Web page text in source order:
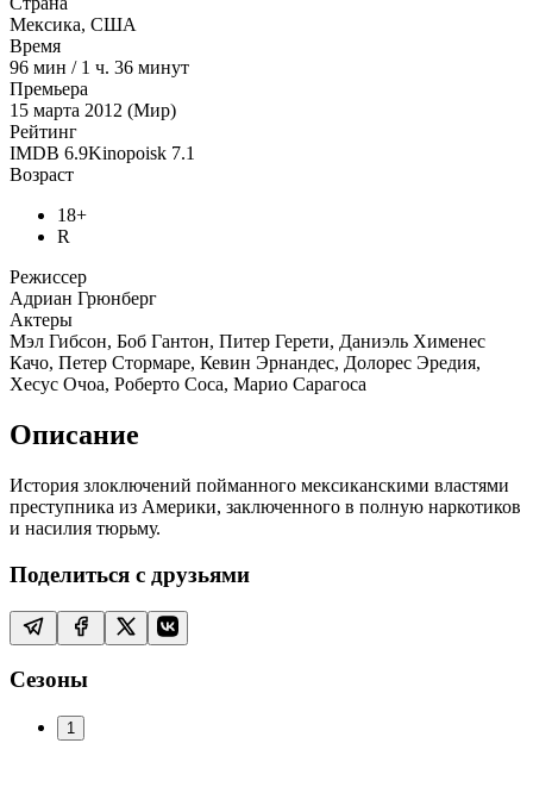
Мексика, США
Время
96 мин / 1 ч. 36 минут
Премьера
15 марта 2012 (Мир)
Рейтинг
IMDB 6.9Kinopoisk 7.1
Возраст
18+
R
Режиссер
Адриан Грюнберг
Актеры
Мэл Гибсон, Боб Гантон, Питер Герети, Даниэль Хименес
Качо, Петер Стормаре, Кевин Эрнандес, Долорес Эредия,
Хесус Очоа, Роберто Соса, Марио Сарагоса
Описание
История злоключений пойманного мексиканскими властями
преступника из Америки, заключенного в полную наркотиков
и насилия тюрьму.
Поделиться с друзьями
Сезоны
1